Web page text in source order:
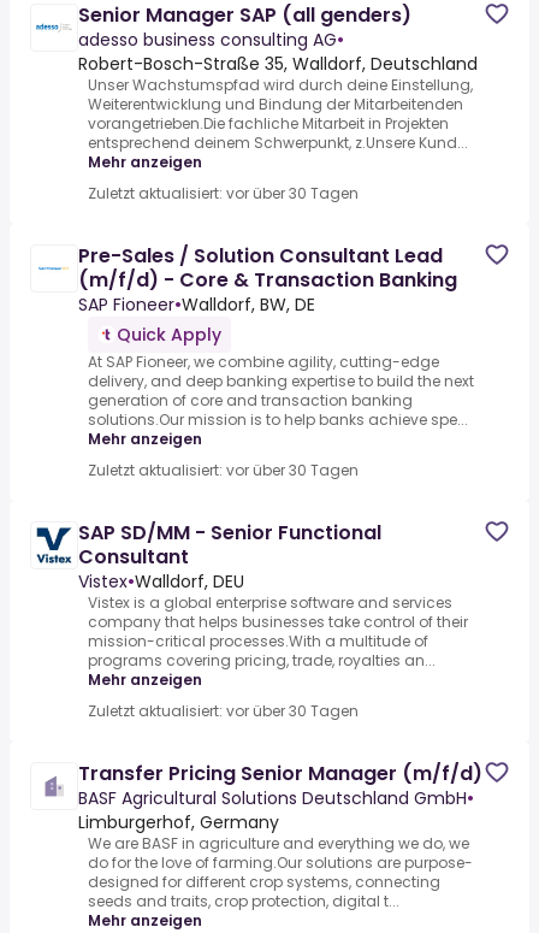
Senior Manager SAP (all genders)
adesso business consulting AG•
Robert-Bosch-Straße 35, Walldorf, Deutschland
Unser Wachstumspfad wird durch deine Einstellung,
Weiterentwicklung und Bindung der Mitarbeitenden
vorangetrieben.Die fachliche Mitarbeit in Projekten
entsprechend deinem Schwerpunkt, z.Unsere Kund...
Mehr anzeigen
Zuletzt aktualisiert: vor über 30 Tagen
Pre-Sales / Solution Consultant Lead
(m/f/d) - Core & Transaction Banking
SAP Fioneer•Walldorf, BW, DE
Quick Apply
At SAP Fioneer, we combine agility, cutting-edge
delivery, and deep banking expertise to build the next
generation of core and transaction banking
solutions.Our mission is to help banks achieve spe...
Mehr anzeigen
Zuletzt aktualisiert: vor über 30 Tagen
SAP SD/MM - Senior Functional
Consultant
Vistex•Walldorf, DEU
Vistex is a global enterprise software and services
company that helps businesses take control of their
mission-critical processes.With a multitude of
programs covering pricing, trade, royalties an...
Mehr anzeigen
Zuletzt aktualisiert: vor über 30 Tagen
Transfer Pricing Senior Manager (m/f/d)
BASF Agricultural Solutions Deutschland GmbH•
Limburgerhof, Germany
We are BASF in agriculture and everything we do, we
do for the love of farming.Our solutions are purpose-
designed for different crop systems, connecting
seeds and traits, crop protection, digital t...
Mehr anzeigen